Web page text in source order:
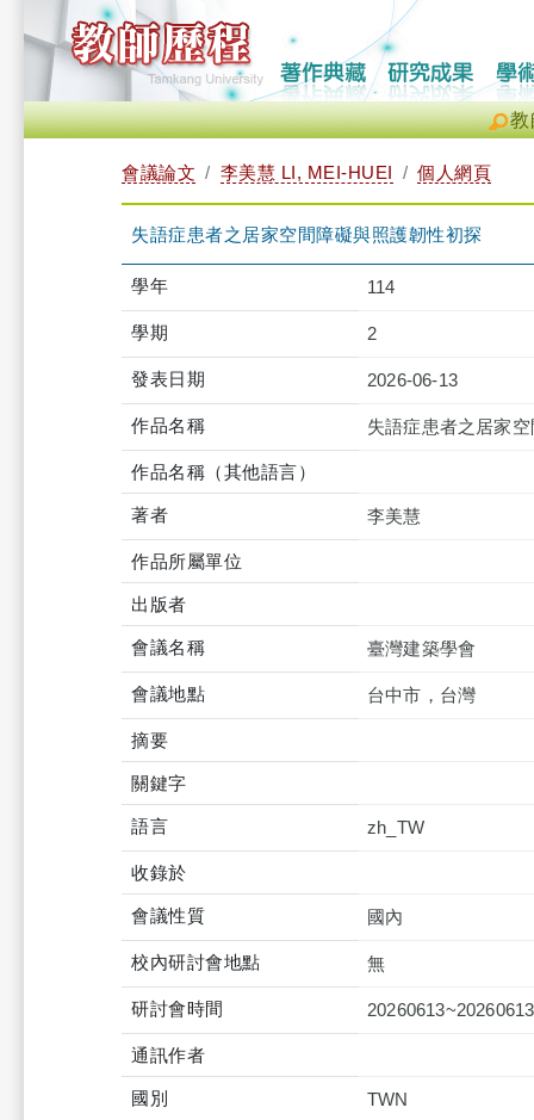
教
會議論文 李美慧 LI, MEI-HUEI 個人網頁
失語症患者之居家空間障礙與照護韌性初探
學年 114
學期 2
發表日期 2026-06-13
作品名稱 失語症患者之居家
作品名稱（其他語言）
著者 李美慧
作品所屬單位
出版者
會議名稱 臺灣建築學會
會議地點 台中市，台灣
摘要
關鍵字
語言 zh_TW
收錄於
會議性質 國內
校內研討會地點 無
研討會時間 20260613~20260613
通訊作者
國別 TWN